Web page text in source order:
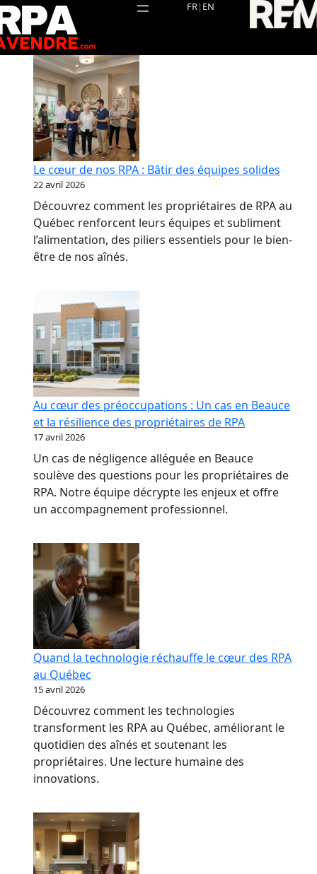
Aller
au
contenu
FR| EN
Le cœur de nos RPA : Bâtir des équipes solides
22 avril 2026
Découvrez comment les propriétaires de RPA au
Québec renforcent leurs équipes et subliment
l’alimentation, des piliers essentiels pour le bien-
être de nos aînés.
Au cœur des préoccupations : Un cas en Beauce
et la résilience des propriétaires de RPA
17 avril 2026
Un cas de négligence alléguée en Beauce
soulève des questions pour les propriétaires de
RPA. Notre équipe décrypte les enjeux et offre
un accompagnement professionnel.
Quand la technologie réchauffe le cœur des RPA
au Québec
15 avril 2026
Découvrez comment les technologies
transforment les RPA au Québec, améliorant le
quotidien des aînés et soutenant les
propriétaires. Une lecture humaine des
innovations.